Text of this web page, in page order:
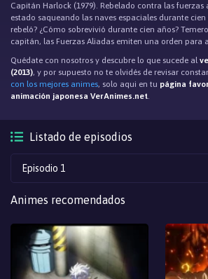
Capitán Harlock (1979). Rebelado contra las fuerzas
estado saqueando las naves espaciales durante cien
rebeló? ¿Cómo sobrevivió durante cien años?
capitán, las Fuerzas Aliadas emiten una orden para
Quédate con nosotros y descubre lo que sucede al
(2013), y por supuesto no te olvidés de revisar
con los mejores animes, solo aqui en tu página
animación japonesa VerAnimes.net.
Listado de episodios
Episodio 1
Animes recomendados